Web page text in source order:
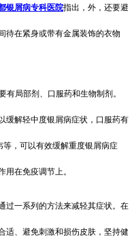
银屑病专科医院指出，外，还要避
待在紧身或带有金属装饰的衣物
有局部剂、口服药和生物制剂。
缓解轻中度银屑病症状，口服药有
，可以有效缓解重度银屑病症
在免疫调节上。
过一系列的方法来减轻其症状。在
适、避免刺激和损伤皮肤，坚持健